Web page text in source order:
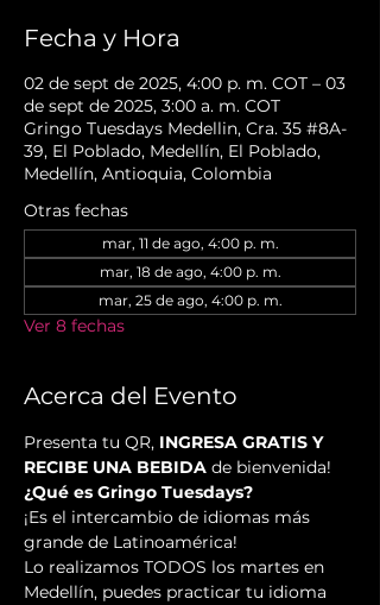
Fecha y Hora
02 de sept de 2025, 4:00 p. m. COT – 03
de sept de 2025, 3:00 a. m. COT
Gringo Tuesdays Medellin, Cra. 35 #8A-
39, El Poblado, Medellín, El Poblado,
Medellín, Antioquia, Colombia
Otras fechas
mar, 11 de ago, 4:00 p. m.
mar, 18 de ago, 4:00 p. m.
mar, 25 de ago, 4:00 p. m.
Ver 8 fechas
Acerca del Evento
Presenta tu QR, INGRESA GRATIS Y
RECIBE UNA BEBIDA de bienvenida!
¿Qué es Gringo Tuesdays?
¡Es el intercambio de idiomas más
grande de Latinoamérica!
Lo realizamos TODOS los martes en
Medellín, puedes practicar tu idioma